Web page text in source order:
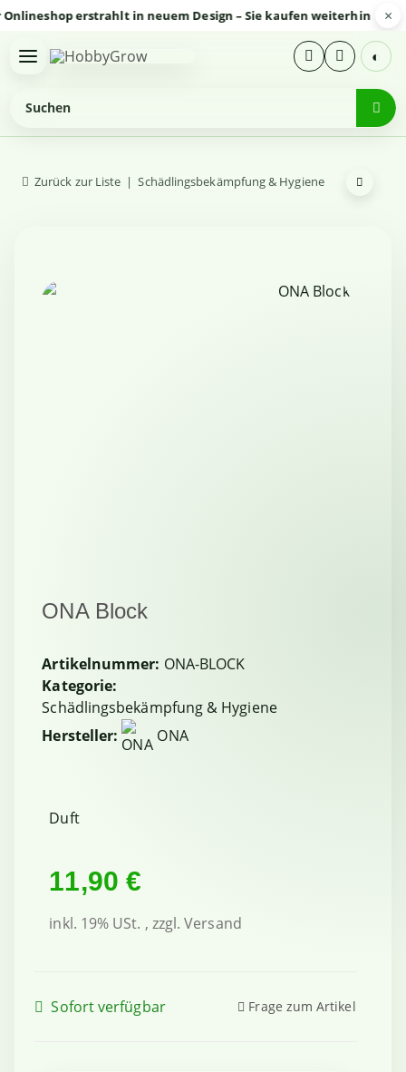
erstrahlt in neuem Design – Sie kaufen weiterhin sicher ×
◐
Zurück zur Liste Schädlingsbekämpfung & Hygiene
ONA Block
Artikelnummer: ONA-BLOCK
Kategorie:
Schädlingsbekämpfung & Hygiene
Hersteller:
ONA
Duft
11,90 €
inkl. 19% USt. , zzgl.Versand
Sofort verfügbar Frage zum Artikel